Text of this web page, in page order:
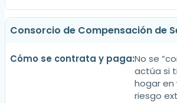
Consorcio de Compensación de
No se
actúa si
hogar en
riesgo